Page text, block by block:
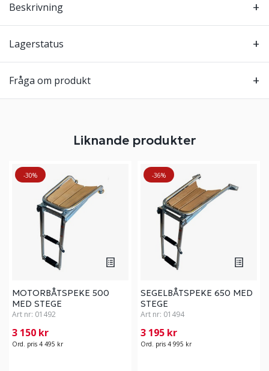
Beskrivning
Lagerstatus
Fråga om produkt
Liknande produkter
-30%
MOTORBÅTSPEKE 500
MED STEGE
Art nr: 01492
3 150 kr
Ord. pris 4 495 kr
-36%
SEGELBÅTSPEKE 650 MED
STEGE
Art nr: 01494
3 195 kr
Ord. pris 4 995 kr